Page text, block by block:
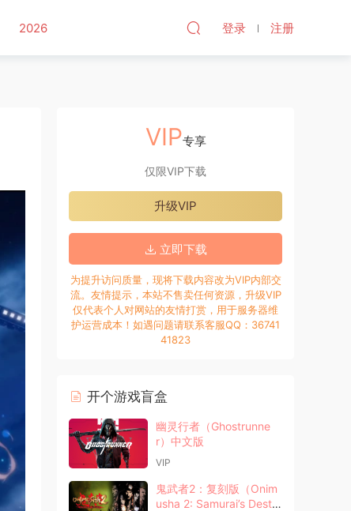
2026 登录 注册
VIP专享
仅限VIP下载
升级VIP
立即下载
为提升访问质量，现将下载内容改为VIP内部交
流。友情提示，本站不售卖任何资源，升级VIP
仅代表个人对网站的友情打赏，用于服务器维
护运营成本！如遇问题请联系客服QQ：36741
41823
开个游戏盲盒
幽灵行者（Ghostrunne
r）中文版
VIP
鬼武者2：复刻版（Onim
usha 2: Samurai’s Destin